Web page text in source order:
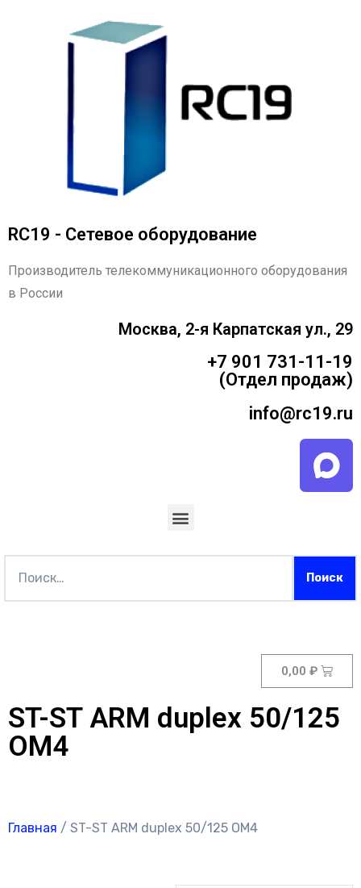
RC19 - Сетевое оборудование
Производитель телекоммуникационного оборудования
в России
Москва, 2-я Карпатская ул., 29
+7 901 731-11-19
(Отдел продаж)
info@rc19.ru
0,00 ₽
ST-ST ARM duplex 50/125
OM4
Главная / ST-ST ARM duplex 50/125 OM4